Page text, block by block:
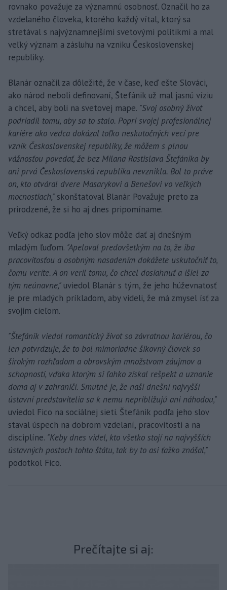
rovnako považuje za významnú osobnosť. Označil ho za
vzdelaného človeka, ktorého každý vítal, ktorý sa
stretával s najvýznamnejšími svetovými politikmi a mal
veľký význam a zásluhu na vzniku Československej
republiky.
Blanár označil za dôležité, že v čase, keď ešte Slováci,
ako národ neboli definovaní, Štefánik už mal jasnú víziu
a chcel, aby boli na svetovej mape. "Svoj osobný život
podriadil tomu, aby sa to stalo. Popri svojej profesionálnej
kariére ako vedca dokázal toľko neskutočných vecí pre
vznik Československej republiky, že môžem s plnou
vážnosťou povedať, že bez Milana Rastislava Štefánika by
ani prvá Československá republika nevznikla. Bol to práve
on, kto otváral dvere Masarykovi a Benešovi vo veľkých
mocnostiach," skonštatoval Blanár. Považuje preto za
prirodzené, že si ho aj dnes pripomíname.
Veľký odkaz podľa jeho slov môže dať aj dnešným
mladým ľuďom. "Apeloval predovšetkým na to, že iba
pracovitosťou a osobným nasadením dokážete uskutočniť to,
čomu veríte. A on veril tomu, čo chcel dosiahnuť a išiel za
tým neúnavne," uviedol Blanár s tým, že jeho húževnatosť
je pre mladých príkladom, aby videli, že má zmysel ísť za
svojim cieľom.
"Štefánik viedol romantický život so závratnou kariérou, čo
len potvrdzuje, že to bol mimoriadne šikovný človek so
širokým rozhľadom a obrovským množstvom záujmov a
schopností, vďaka ktorým si ľahko získal rešpekt a uznanie
doma aj v zahraničí. Smutné je, že naši dnešní najvyšší
ústavní predstavitelia sa k nemu nepribližujú ani náhodou,"
uviedol Fico na sociálnej sieti. Štefánik podľa jeho slov
staval úspech na dobrom vzdelaní, pracovitosti a na
disciplíne. "Keby dnes videl, kto všetko stojí na najvyšších
ústavných postoch tohto štátu, tak by to asi ťažko znášal,"
podotkol Fico.
Prečítajte si aj: